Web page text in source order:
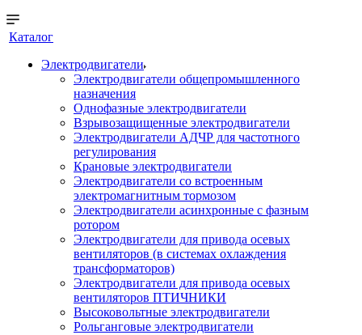
Каталог
Электродвигатели
Электродвигатели общепромышленного
назначения
Однофазные электродвигатели
Взрывозащищенные электродвигатели
Электродвигатели АДЧР для частотного
регулирования
Крановые электродвигатели
Электродвигатели со встроенным
электромагнитным тормозом
Электродвигатели асинхронные с фазным
ротором
Электродвигатели для привода осевых
вентиляторов (в системах охлаждения
трансформаторов)
Электродвигатели для привода осевых
вентиляторов ПТИЧНИКИ
Высоковольтные электродвигатели
Рольганговые электродвигатели